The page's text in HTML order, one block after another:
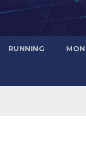
RUNNING